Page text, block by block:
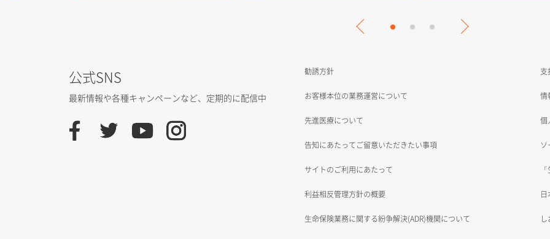
公式SNS
最新情報や各種キャンペーンなど、 定期的に配信中
勧誘方針
お客様本位の業務運営について
先進医療について
告知にあたってご留意いただきたい事項
サイトのご利用にあたって
利益相反管理方針の概要
生命保険業務に関する紛争解決(ADR)機関について
支
情
個